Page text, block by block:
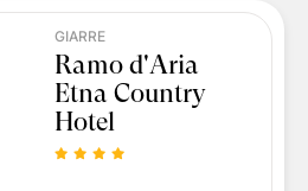
GIARRE
Ramo d'Aria
Etna Country
Hotel